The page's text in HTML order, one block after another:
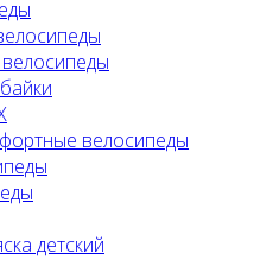
велосипеды
детский